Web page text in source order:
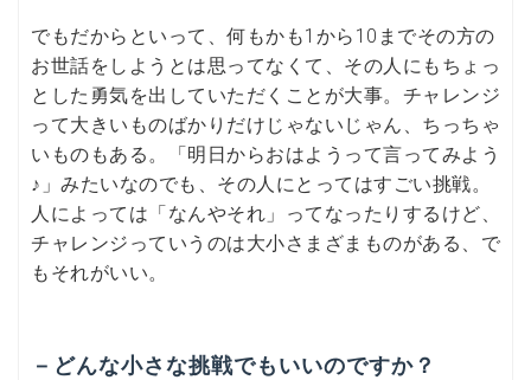
でもだからといって、何もかも1から10までその方の
お世話をしようとは思ってなくて、その人にもちょっ
とした勇気を出していただくことが大事。チャレンジ
って大きいものばかりだけじゃないじゃん、ちっちゃ
いものもある。「明日からおはようって言ってみよう
♪」みたいなのでも、その人にとってはすごい挑戦。
人によっては「なんやそれ」ってなったりするけど、
チャレンジっていうのは大小さまざまものがある、で
もそれがいい。
－どんな小さな挑戦でもいいのですか？